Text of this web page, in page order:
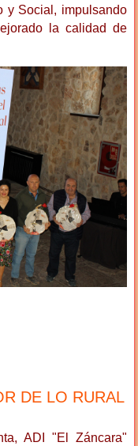
y Social, impulsando
la calidad de
DE LO RURAL
ADI "El Záncara"